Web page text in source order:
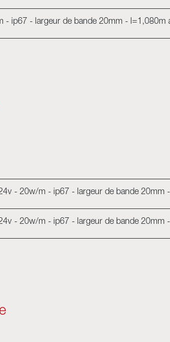
ip67 - largeur de bande 20mm - l=1,080m
- 20w/m - ip67 - largeur de bande 20mm
- 20w/m - ip67 - largeur de bande 20mm